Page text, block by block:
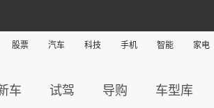
股票 汽车 科技 手机 智能 家电
车 试驾 导购 车型库